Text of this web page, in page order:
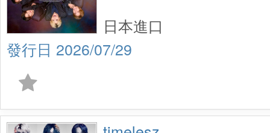
2026/07/29
日本進口